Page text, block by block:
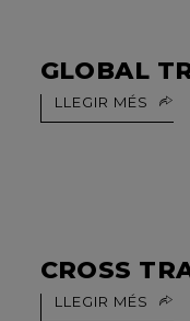
GLOBAL
LLEGIR MÉS
CROSS
LLEGIR MÉS